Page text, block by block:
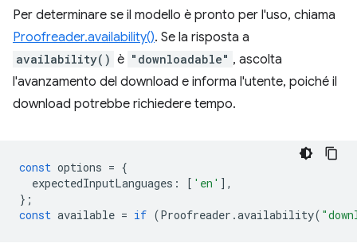
Per determinare se il modello è pronto per l'uso, chiama
Proofreader.availability(). Se la risposta a
availability() è "downloadable" , ascolta
l'avanzamento del download e informa l'utente, poiché il
download potrebbe richiedere tempo.
const options = {
expectedInputLanguages : [ 'en' ],
};
const available = if (Proofreader .availability(